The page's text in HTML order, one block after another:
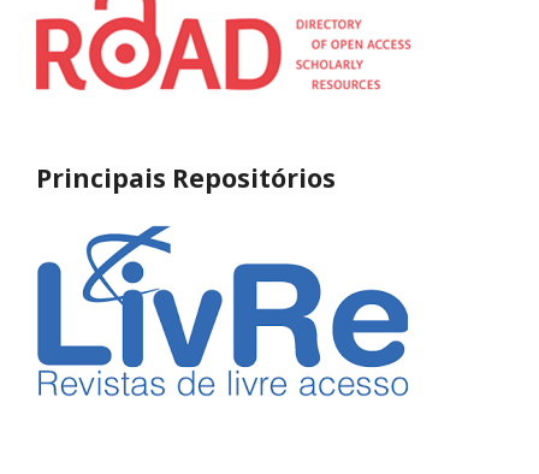
Principais Repositórios